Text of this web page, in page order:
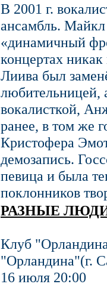
В 2001 г.
ансамбль.
«динамичный
концертах
Лиива был
любительницей,
вокалисткой,
ранее, в том же
Кристофера
демозапись.
певица и была
поклонников
РАЗНЫЕ
Клуб
"Орландина"(г.
16 июля 20:00